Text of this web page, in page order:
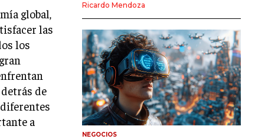
MARKETING DIGITAL
PUBLICIDAD
VENTAS Y PERSUASIÓN
GESTIÓN DE PRODUCTOS
COMUNICACIÓN CORPORATIVA
GESTIÓN DE MARCA
global,
las
los
de
a
Ricardo Mendoza
NEGOCIOS